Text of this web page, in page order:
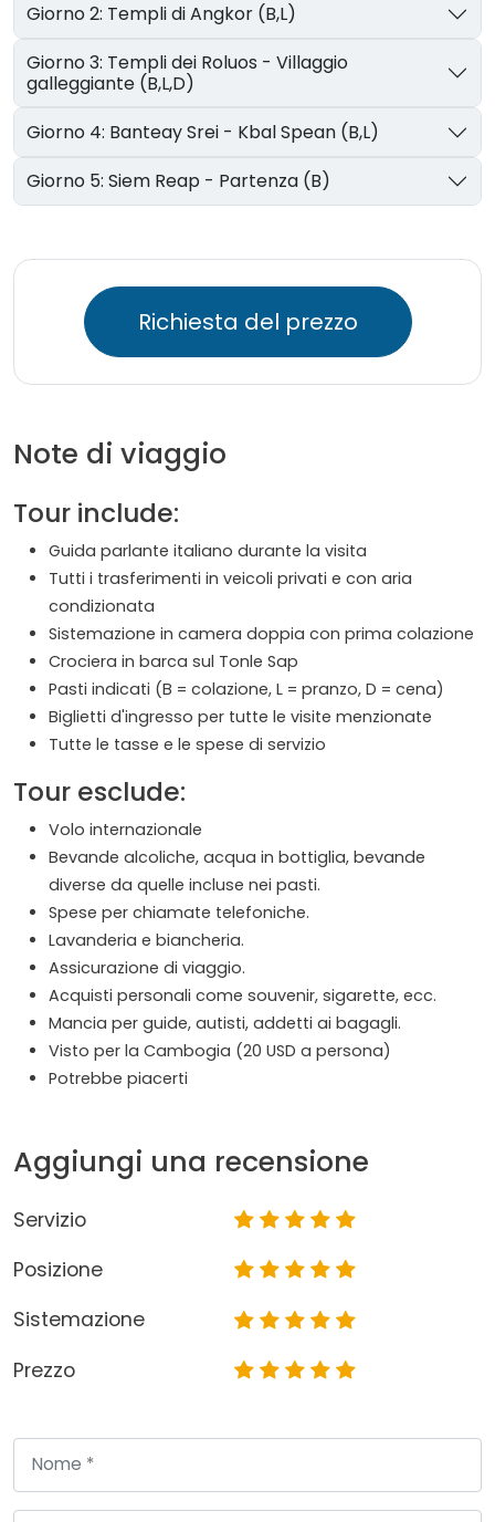
Giorno 2: Templi di Angkor (B,L)
Giorno 3: Templi dei Roluos - Villaggio
galleggiante (B,L,D)
Giorno 4: Banteay Srei - Kbal Spean (B,L)
Giorno 5: Siem Reap - Partenza (B)
Richiesta del prezzo
Note di viaggio
Tour include:
Guida parlante italiano durante la visita
Tutti i trasferimenti in veicoli privati e con aria
condizionata
Sistemazione in camera doppia con prima colazione
Crociera in barca sul Tonle Sap
Pasti indicati (B = colazione, L = pranzo, D = cena)
Biglietti d'ingresso per tutte le visite menzionate
Tutte le tasse e le spese di servizio
Tour esclude:
Volo internazionale
Bevande alcoliche, acqua in bottiglia, bevande
diverse da quelle incluse nei pasti.
Spese per chiamate telefoniche.
Lavanderia e biancheria.
Assicurazione di viaggio.
Acquisti personali come souvenir, sigarette, ecc.
Mancia per guide, autisti, addetti ai bagagli.
Visto per la Cambogia (20 USD a persona)
Potrebbe piacerti
Aggiungi una recensione
Servizio
Posizione
Sistemazione
Prezzo